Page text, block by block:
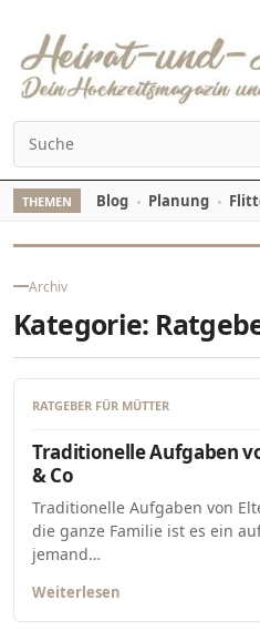
Suchen nach:
THEMEN Blog Planung
Archiv
Kategorie:
RATGEBER FÜR MÜTTER
Traditionelle Aufgaben
& Co
Traditionelle Aufgaben von
die ganze Familie ist es ein
jemand…
Weiterlesen